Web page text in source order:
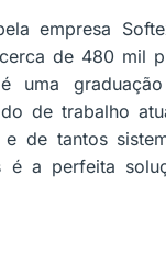
empresa
de 480 mil
uma
de trabalho
de tantos
é a perfeita